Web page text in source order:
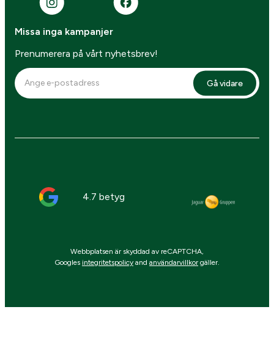
Missa inga kampanjer
Prenumerera på vårt nyhetsbrev!
Gå vidare
4.7 betyg
Webbplatsen är skyddad av reCAPTCHA,
Googles integritetspolicy and användarvillkor gäller.